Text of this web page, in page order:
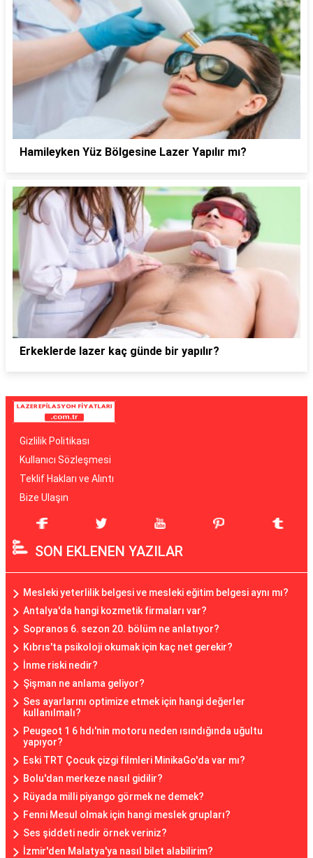
Hamileyken Yüz Bölgesine Lazer Yapılır mı?
Erkeklerde lazer kaç günde bir yapılır?
Gizlilik Politikası
Kullanıcı Sözleşmesi
Teklif Hakları ve Alıntı
Bize Ulaşın
SON EKLENEN YAZILAR
Mesleki yeterlilik belgesi ve mesleki eğitim belgesi aynı mı?
Antalya'da hangi kozmetik firmaları var?
Sopranos 6. sezon 20. bölüm ne anlatıyor?
Kıbrıs'ta psikoloji okumak için kaç net gerekir?
İnme riski nedir?
Şişman ne anlama geliyor?
Ses ayarlarını optimize etmek için hangi değerler
kullanılmalı?
Peugeot 1 6 hdı'nin motoru neden ısındığında uğultu
yapıyor?
Eski TRT Çocuk çizgi filmleri MinikaGo'da var mı?
Bolu'dan merkeze nasıl gidilir?
Rüyada milli piyango görmek ne demek?
Fenni Mesul olmak için hangi meslek grupları?
Ses şiddeti nedir örnek veriniz?
İzmir'den Malatya'ya nasıl bilet alabilirim?